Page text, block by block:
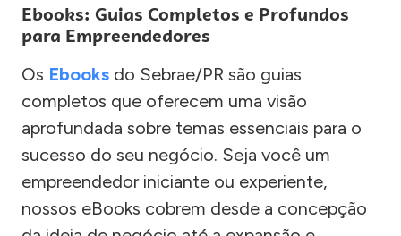
Ebooks: Guias Completos e Profundos
para Empreendedores
Os Ebooks do Sebrae/PR são guias
completos que oferecem uma visão
aprofundada sobre temas essenciais para o
sucesso do seu negócio. Seja você um
empreendedor iniciante ou experiente,
nossos eBooks cobrem desde a concepção